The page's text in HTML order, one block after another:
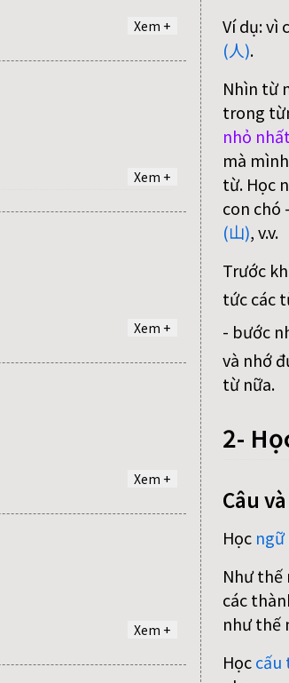
Xem +
Xem +
Xem +
Xem +
Xem +
Ví dụ: vì
(人).
Nhìn từ
trong
nhỏ nhất
mà
từ. Học
con chó -
(山), v.v.
Trước
tức các
- bước
và nhớ
từ nữa.
2-
Câu
Học ngữ
Như thế
các
như thế
Họccấu